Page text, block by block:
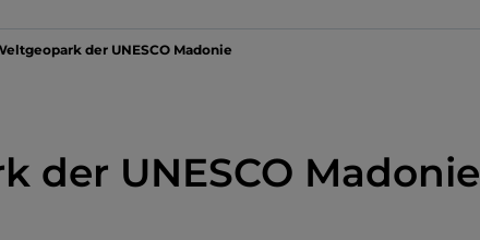
der UNESCO Madonie
der UNESCO Madonie